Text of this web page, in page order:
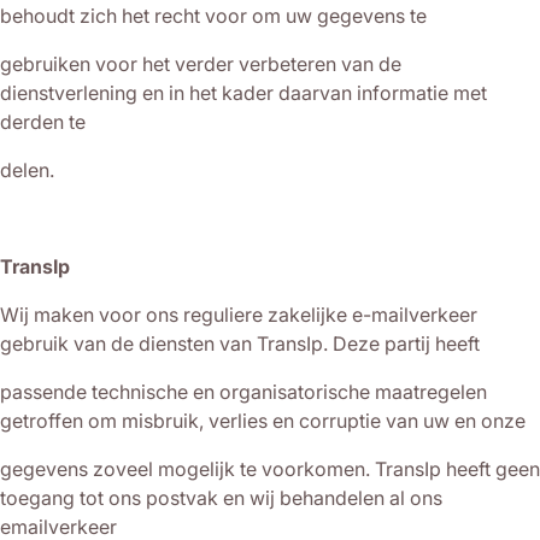
behoudt zich het recht voor om uw gegevens te
gebruiken voor het verder verbeteren van de
dienstverlening en in het kader daarvan informatie met
derden te
delen.
TransIp
Wij maken voor ons reguliere zakelijke e-mailverkeer
gebruik van de diensten van TransIp. Deze partij heeft
passende technische en organisatorische maatregelen
getroffen om misbruik, verlies en corruptie van uw en onze
gegevens zoveel mogelijk te voorkomen. TransIp heeft geen
toegang tot ons postvak en wij behandelen al ons
emailverkeer